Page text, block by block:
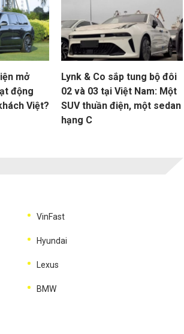
mở
động
Việt?
Lynk & Co sắp tung bộ đôi
02 và 03 tại Việt Nam: Một
SUV thuần điện, một sedan
hạng C
VinFast
Hyundai
Lexus
BMW